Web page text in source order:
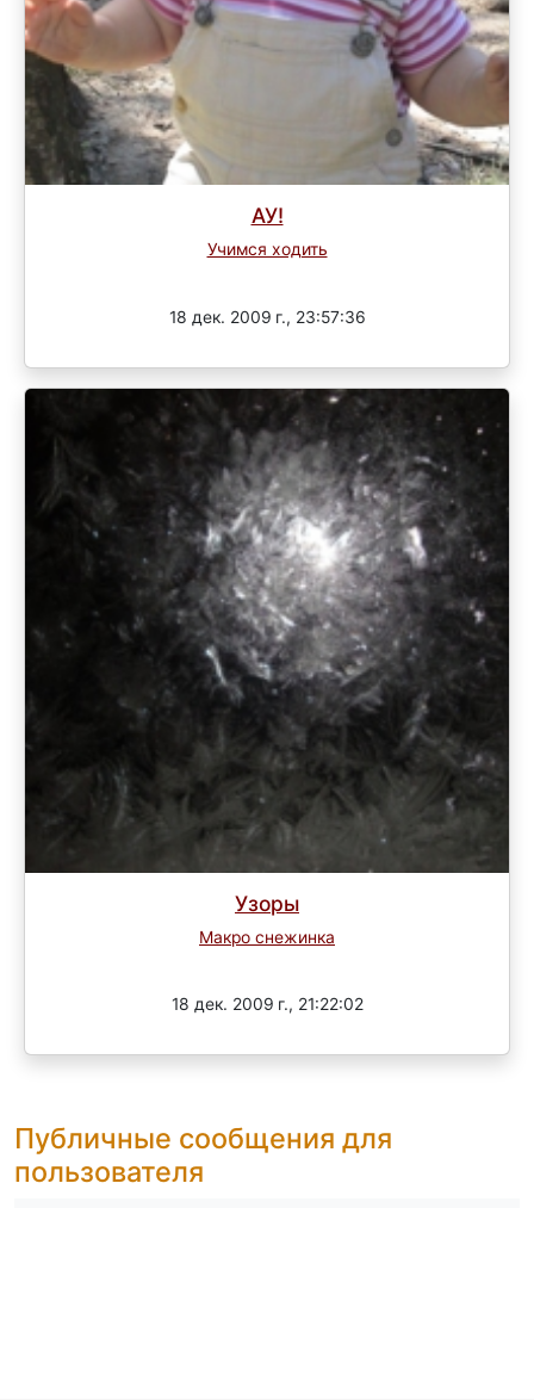
АУ!
Учимся ходить
18 дек. 2009 г., 23:57:36
Узоры
Макро снежинка
18 дек. 2009 г., 21:22:02
Публичные сообщения для
пользователя